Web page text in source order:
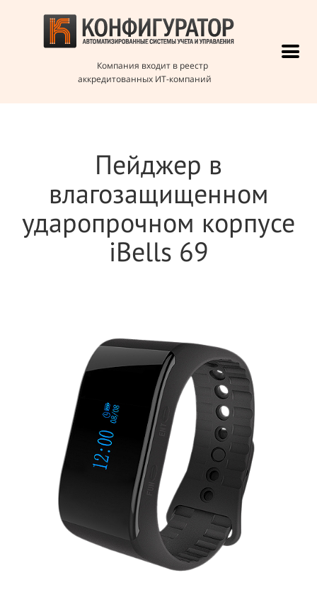
Компания входит в реестр
аккредитованных ИТ-компаний
Пейджер в
влагозащищенном
ударопрочном корпусе
iBells 69